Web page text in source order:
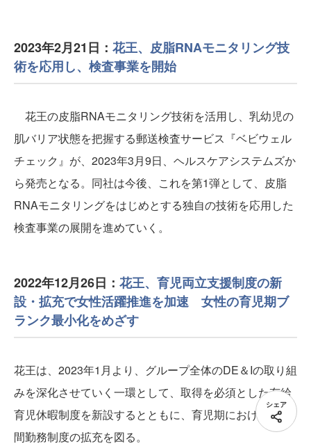
2023年2月21日： 花王、皮脂RNAモニタリング技
術を応用し、検査事業を開始
花王の皮脂RNAモニタリング技術を活用し、乳幼児の
肌バリア状態を把握する郵送検査サービス『ベビウェル
チェック』が、2023年3月9日、ヘルスケアシステムズか
ら発売となる。同社は今後、これを第1弾として、皮脂
RNAモニタリングをはじめとする独自の技術を応用した
検査事業の展開を進めていく。
2022年12月26日： 花王、育児両立支援制度の新
設・拡充で女性活躍推進を加速 女性の育児期ブ
ランク最小化をめざす
花王は、2023年1月より、グループ全体のDE＆Iの取り組
みを深化させていく一環として、取得を必須とした有給
育児休暇制度を新設するとともに、育児期における短時
間勤務制度の拡充を図る。
シェア